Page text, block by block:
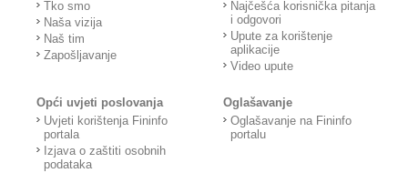
Tko smo
Naša vizija
Naš tim
Zapošljavanje
Najčešća korisnička pitanja
i odgovori
Upute za korištenje
aplikacije
Video upute
Opći uvjeti poslovanja
Uvjeti korištenja Fininfo
portala
Izjava o zaštiti osobnih
podataka
Oglašavanje
Oglašavanje na Fininfo
portalu